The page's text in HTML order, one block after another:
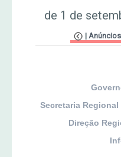
de 1 de
|
Secretaria
Direção